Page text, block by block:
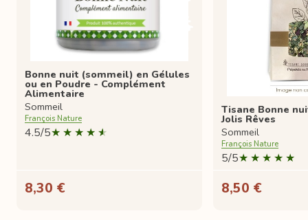
Bonne nuit (sommeil) en Gélules
ou en Poudre - Complément
Alimentaire
Sommeil
François Nature
4.5/5
8,30 €
Tisane Bonne
Jolis Rêves
Sommeil
François Nature
5/5
8,50 €